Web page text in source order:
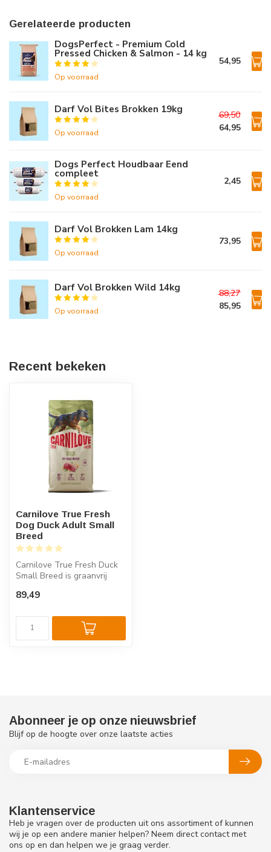
Gerelateerde producten
DogsPerfect - Premium Cold
Pressed Chicken & Salmon - 14 kg
Op voorraad
54,95
Darf Vol Bites Brokken 19kg
Op voorraad
69,50
64,95
Dogs Perfect Houdbaar Eend
compleet
Op voorraad
2,45
Darf Vol Brokken Lam 14kg
Op voorraad
73,95
Darf Vol Brokken Wild 14kg
Op voorraad
88,27
85,95
Recent bekeken
Carnilove True Fresh
Dog Duck Adult Small
Breed
Carnilove True Fresh Duck
Small Breed is graanvrij
eend...
89,49
Klantenservice
Heb je vragen over de producten uit ons assortiment of kunnen
wij je op een andere manier helpen? Neem direct contact met
ons op en dan helpen we je graag verder.
Abonneer je op onze nieuwsbrief
Blijf op de hoogte over onze laatste acties